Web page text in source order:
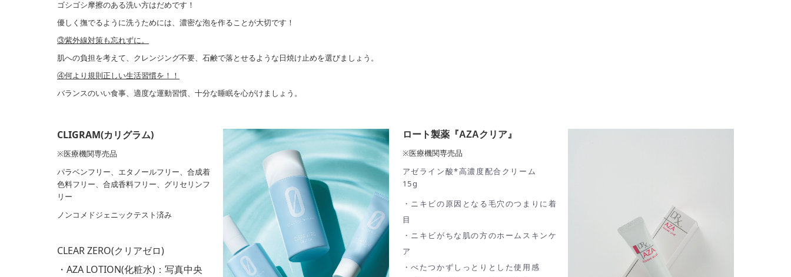
ゴシゴシ摩擦のある洗い方はだめです！
優しく撫でるように洗うためには、濃密な泡を作ることが大切です！
③紫外線対策も忘れずに。
肌への負担を考えて、クレンジング不要、石鹸で落とせるような日焼け止めを選びましょう。
④何より規則正しい生活習慣を！！
バランスのいい食事、適度な運動習慣、十分な睡眠を心がけましょう。
CLIGRAM(カリグラム)
※医療機関専売品
パラベンフリー、エタノールフリー、合成着
色料フリー、合成香料フリー、グリセリンフ
リー
ノンコメドジェニックテスト済み
CLEAR ZERO(クリアゼロ)
・AZA LOTION(化粧水)：写真中央
ロート製薬『AZAクリア』
※医療機関専売品
アゼライン酸*高濃度配合クリーム
15g
・ ニキビの原因となる毛穴のつまりに着
目
・ ニキビがちな肌の方のホームスキンケ
ア
・べたつかずしっとりとした使用感